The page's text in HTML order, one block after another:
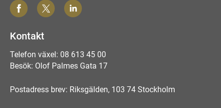
Kontakt
Telefon växel: 08 613 45 00
Besök: Olof Palmes Gata 17
Postadress brev: Riksgälden, 103 74 Stockholm